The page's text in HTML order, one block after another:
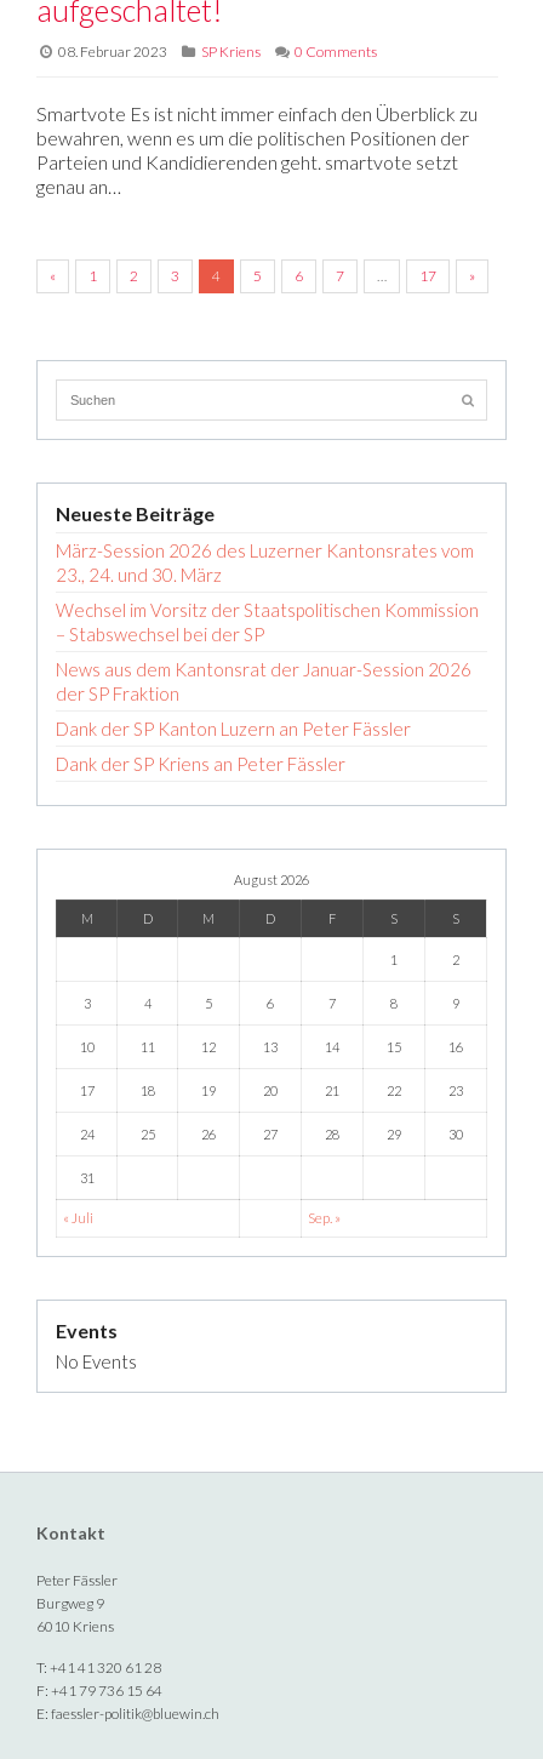
aufgeschaltet!
08. Februar 2023 SP Kriens 0 Comments
Smartvote Es ist nicht immer einfach den Überblick zu
bewahren, wenn es um die politischen Positionen der
Parteien und Kandidierenden geht. smartvote setzt
genau an…
« 1 2 3 4 5 6 7 … 17 »
Neueste Beiträge
März-Session 2026 des Luzerner Kantonsrates vom
23., 24. und 30. März
Wechsel im Vorsitz der Staatspolitischen Kommission
– Stabswechsel bei der SP
News aus dem Kantonsrat der Januar-Session 2026
der SP Fraktion
Dank der SP Kanton Luzern an Peter Fässler
Dank der SP Kriens an Peter Fässler
August 2026
M D M D F S S
1 2
3 4 5 6 7 8 9
10 11 12 13 14 15 16
17 18 19 20 21 22 23
24 25 26 27 28 29 30
31
« Juli Sep. »
Events
No Events
Kontakt
Peter Fässler
Burgweg 9
6010 Kriens
T: +41 41 320 61 28
F: +41 79 736 15 64
E: faessler-politik@bluewin.ch